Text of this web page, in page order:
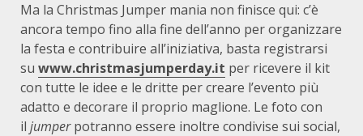
Ma la Christmas Jumper mania non finisce qui: c’è
ancora tempo fino alla fine dell’anno per organizzare
la festa e contribuire all’iniziativa, basta registrarsi
su www.christmasjumperday.it per ricevere il kit
con tutte le idee e le dritte per creare l’evento più
adatto e decorare il proprio maglione. Le foto con
il jumperpotranno essere inoltre condivise sui social,